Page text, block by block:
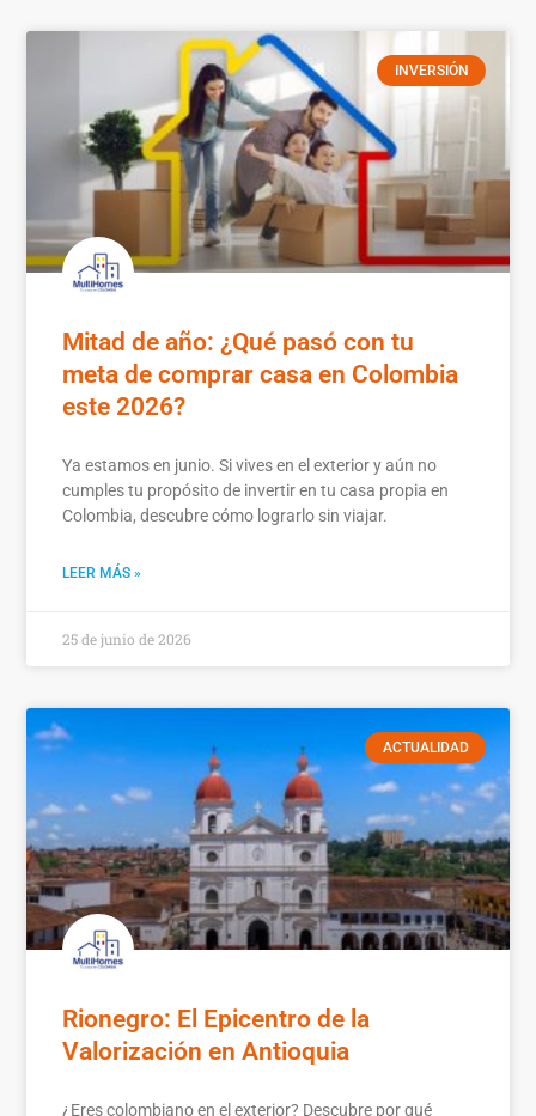
INVERSIÓN
Mitad de año: ¿Qué pasó con tu
meta de comprar casa en Colombia
este 2026?
Ya estamos en junio. Si vives en el exterior y aún no
cumples tu propósito de invertir en tu casa propia en
Colombia, descubre cómo lograrlo sin viajar.
LEER MÁS »
25 de junio de 2026
ACTUALIDAD
Rionegro: El Epicentro de la
Valorización en Antioquia
¿Eres colombiano en el exterior? Descubre por qué